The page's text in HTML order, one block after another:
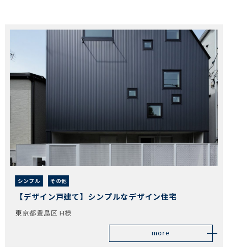
シンプル その他
【デザイン戸建て】シンプルなデザイン住宅
東京都豊島区 H様
more